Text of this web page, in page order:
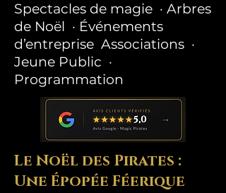
Spectacles de magie · Arbres
de Noël · Événements
d’entreprise Associations ·
Jeune Public ·
Programmation
Le Noël des Pirates :
Une Épopée Féerique